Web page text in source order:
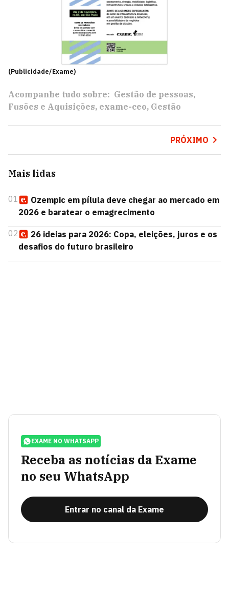
(Publicidade/Exame)
Acompanhe tudo sobre: Gestão de pessoas
Fusões e Aquisições exame-ceo Gestão
PRÓXIMO
Mais lidas
01
Ozempic em pílula deve chegar ao mercado em
2026 e baratear o emagrecimento
02
26 ideias para 2026: Copa, eleições, juros e os
desafios do futuro brasileiro
EXAME NO WHATSAPP
Receba as notícias da Exame
no seu WhatsApp
Entrar no canal da Exame